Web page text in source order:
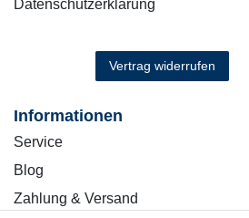
Datenschutzerklärung
Vertrag widerrufen
Informationen
Service
Blog
Zahlung & Versand